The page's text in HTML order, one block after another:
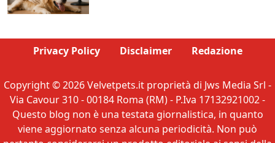
Privacy Policy Disclaimer Redazione
Copyright © 2026 Velvetpets.it proprietà di Jws Media Srl -
Via Cavour 310 - 00184 Roma (RM) - P.Iva 17132921002 -
Questo blog non è una testata giornalistica, in quanto
viene aggiornato senza alcuna periodicità. Non può